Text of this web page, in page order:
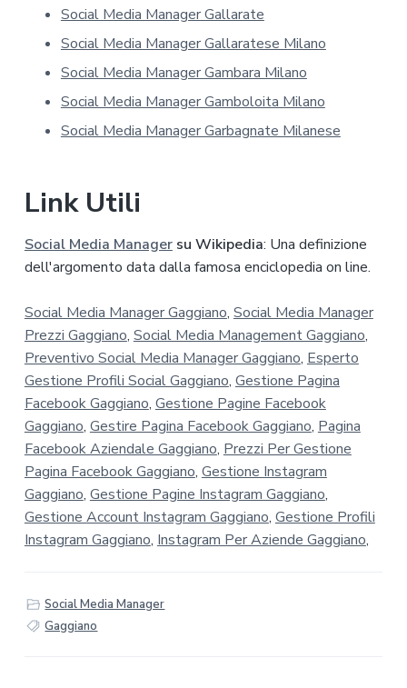
Social Media Manager Gallarate
Social Media Manager Gallaratese Milano
Social Media Manager Gambara Milano
Social Media Manager Gamboloita Milano
Social Media Manager Garbagnate Milanese
Link Utili
Social Media Managersu Wikipedia: Una definizione
dell'argomento data dalla famosa enciclopedia on line.
Social Media Manager Gaggiano, Social Media Manager
Prezzi Gaggiano, Social Media Management Gaggiano,
Preventivo Social Media Manager Gaggiano, Esperto
Gestione Profili Social Gaggiano, Gestione Pagina
Facebook Gaggiano, Gestione Pagine Facebook
Gaggiano, Gestire Pagina Facebook Gaggiano, Pagina
Facebook Aziendale Gaggiano, Prezzi Per Gestione
Pagina Facebook Gaggiano, Gestione Instagram
Gaggiano, Gestione Pagine Instagram Gaggiano,
Gestione Account Instagram Gaggiano, Gestione Profili
Instagram Gaggiano, Instagram Per Aziende Gaggiano,
Social Media Manager
Gaggiano